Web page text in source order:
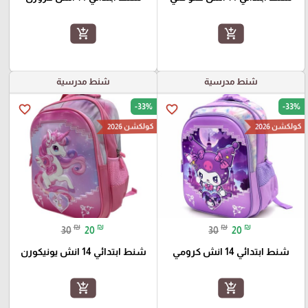
add_shopping_cart
add_shopping_cart
شنط مدرسية
favorite_border -33%
كولكشن 2026
30 ₪ 20 ₪
شنط ابتدائي 14 انش كرومي
add_shopping_cart
شنط مدرسية
favorite_border -33%
كولكشن 2026
30 ₪ 20 ₪
شنط ابتدائي 14 انش يونيكورن
add_shopping_cart